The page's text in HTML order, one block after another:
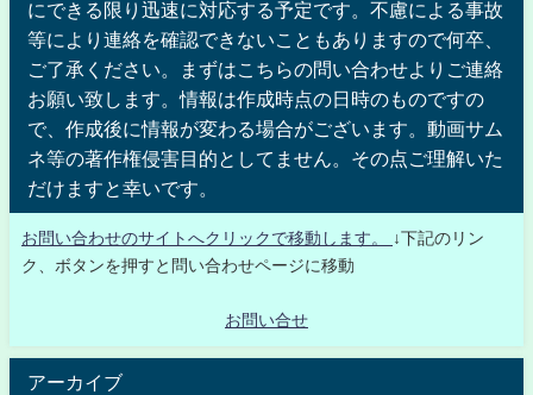
にできる限り迅速に対応する予定です。不慮による事故
等により連絡を確認できないこともありますので何卒、
ご了承ください。まずはこちらの問い合わせよりご連絡
お願い致します。情報は作成時点の日時のものですの
で、作成後に情報が変わる場合がございます。動画サム
ネ等の著作権侵害目的としてません。その点ご理解いた
だけますと幸いです。
お問い合わせのサイトへクリックで移動します。
↓下記のリン
ク、ボタンを押すと問い合わせページに移動
お問い合せ
アーカイブ